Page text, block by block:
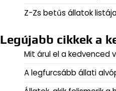
Z-Zs betűs állatok
Legújabb cikkek a
Mit árul el a kedvenced
A legfurcsább állati